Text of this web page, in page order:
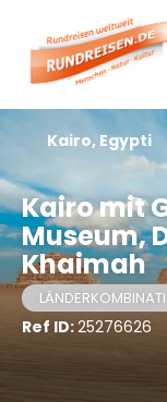
Kairo mit
Museum,
Khaimah
Ref ID:25276626
Kairo, Egypti